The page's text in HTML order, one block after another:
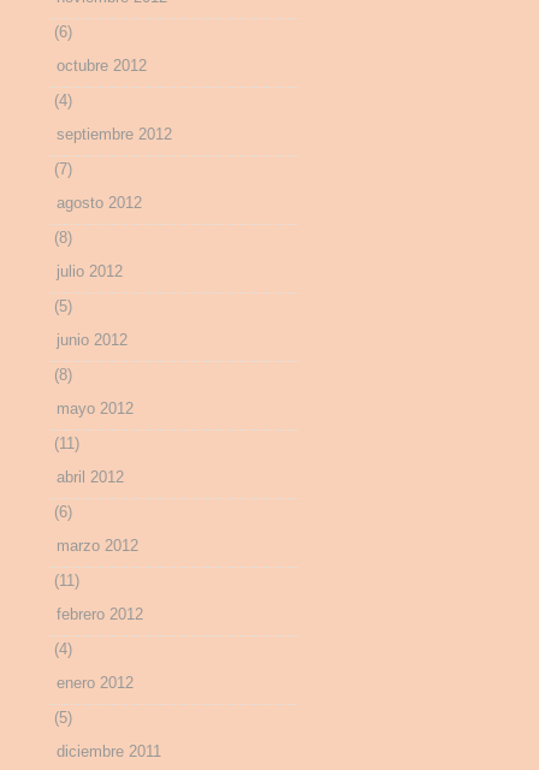
(6)
octubre 2012
(4)
septiembre 2012
(7)
agosto 2012
(8)
julio 2012
(5)
junio 2012
(8)
mayo 2012
(11)
abril 2012
(6)
marzo 2012
(11)
febrero 2012
(4)
enero 2012
(5)
diciembre 2011